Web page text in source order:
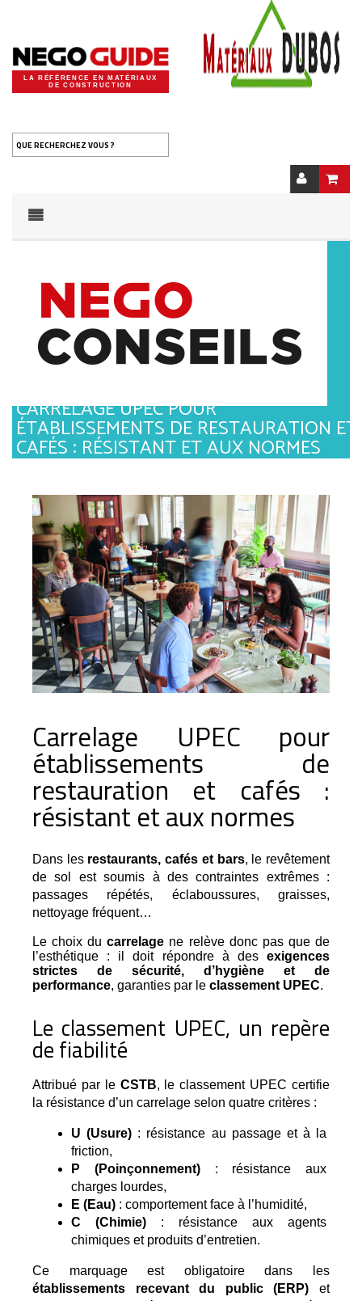
LA RÉFÉRENCE EN MATÉRIAUX
DE CONSTRUCTION
QUE RECHERCHEZ VOUS ?
CARRELAGE UPEC POUR
ÉTABLISSEMENTS DE RESTAURATION ET
CAFÉS : RÉSISTANT ET AUX NORMES
Carrelage UPEC pour
établissements de
restauration et cafés :
résistant et aux normes
Dans les restaurants, cafés et bars, le revêtement
de sol est soumis à des contraintes extrêmes :
passages répétés, éclaboussures, graisses,
nettoyage fréquent…
Le choix ducarrelage ne relève donc pas que de
l’esthétique : il doit répondre à des exigences
strictes de sécurité, d’hygiène et de
performance, garanties par le classement UPEC.
Le classement UPEC, un repère
de fiabilité
Attribué par le CSTB, le classement UPEC certifie
la résistance d’un carrelage selon quatre critères :
U (Usure) : résistance au passage et à la
friction,
P (Poinçonnement) : résistance aux
charges lourdes,
E (Eau) : comportement face à l’humidité,
C (Chimie) : résistance aux agents
chimiques et produits d’entretien.
Ce marquage est obligatoire dans les
établissements recevant du public (ERP) et